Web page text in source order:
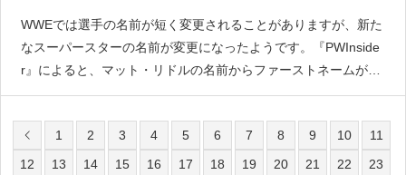
WWEでは選手の名前が短く変更されることがありますが、新た
なスーパースターの名前が変更になったようです。『PWInside
r』によると、マット・リドルの名前からファーストネームがな
くなり、リドルだけになったと伝えています。この正式な決定
1
2 3 4 5 6 7 8 9 10
11
12
13 14 15 16 17 18 19 20 21 22
23